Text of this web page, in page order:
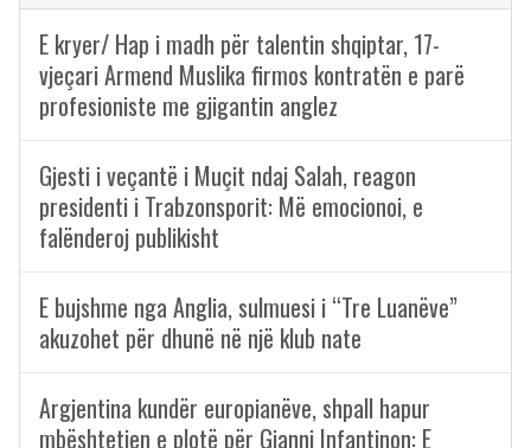
E kryer/ Hap i madh për talentin shqiptar, 17-
vjeçari Armend Muslika firmos kontratën e parë
profesioniste me gjigantin anglez
Gjesti i veçantë i Muçit ndaj Salah, reagon
presidenti i Trabzonsporit: Më emocionoi, e
falënderoj publikisht
E bujshme nga Anglia, sulmuesi i “Tre Luanëve”
akuzohet për dhunë në një klub nate
Argjentina kundër europianëve, shpall hapur
mbështetjen e plotë për Gianni Infantinon: E